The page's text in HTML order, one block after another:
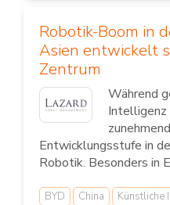
Robotik-Boom in
Asien entwickelt
Zentrum
Während
Intelligenz
Entwicklungsstufe in
Robotik. Besonders in
BYD China Künstliche